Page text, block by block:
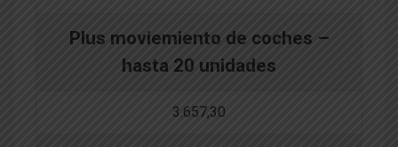
Plus moviemiento de coches –
hasta 20 unidades
3.657,30